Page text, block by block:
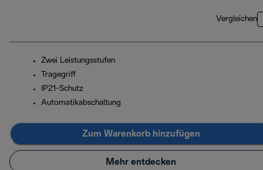
Vergleichen
Zwei Leistungsstufen
Tragegriff
IP21-Schutz
Automatikabschaltung
Zum Warenkorb hinzufügen
Mehr entdecken